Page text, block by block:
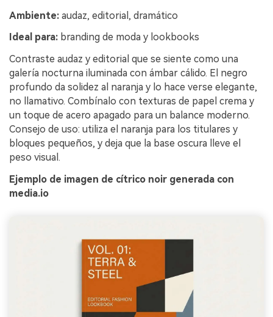
Ambiente: audaz, editorial, dramático
Ideal para: branding de moda y lookbooks
Contraste audaz y editorial que se siente como una
galería nocturna iluminada con ámbar cálido. El negro
profundo da solidez al naranja y lo hace verse elegante,
no llamativo. Combínalo con texturas de papel crema y
un toque de acero apagado para un balance moderno.
Consejo de uso: utiliza el naranja para los titulares y
bloques pequeños, y deja que la base oscura lleve el
peso visual.
Ejemplo de imagen de cítrico noir generada con
media.io